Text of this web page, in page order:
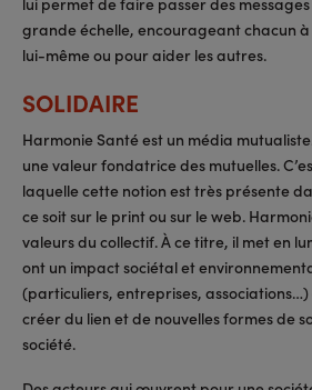
grande échelle, encourageant chacun
lui-même ou pour aider les autres.
SOLIDAIRE
Harmonie Santé est un média
une valeur fondatrice des mutuelles.
laquelle cette notion est très présente
ce soit sur le print ou sur le web.
valeurs du collectif. À ce titre, il met en
ont un impact sociétal et
(particuliers, entreprises,
créer du lien et de nouvelles formes de
société.